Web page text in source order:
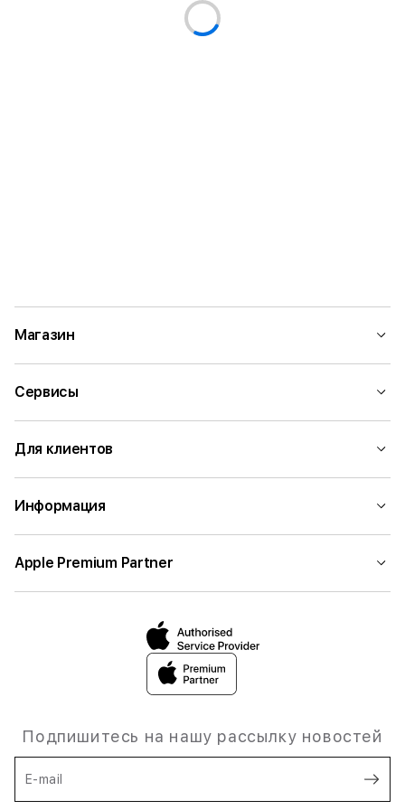
Магазин
Сервисы
Для клиентов
Информация
Apple Premium Partner
Подпишитесь на нашу рассылку новостей
E-mail